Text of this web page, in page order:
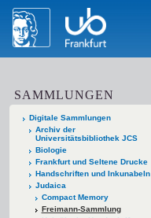
SAMMLUNGEN
Digitale Sammlungen
Archiv der
Universitätsbibliothek JCS
Biologie
Frankfurt und Seltene Drucke
Handschriften und Inkunabeln
Judaica
Compact Memory
Freimann-Sammlung